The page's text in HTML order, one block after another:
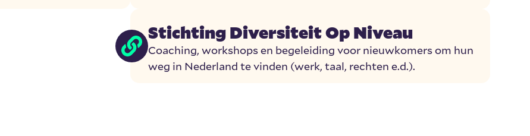
Stichting Diversiteit Op Niveau
Coaching, workshops en begeleiding voor nieuwkomers om hun
weg in Nederland te vinden (werk, taal, rechten e.d.).